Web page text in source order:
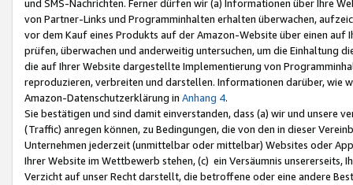
und SMS-Nachrichten. Ferner dürfen wir (a) Informationen über Ihre
von Partner-Links und Programminhalten erhalten überwachen,
vor dem Kauf eines Produkts auf der Amazon-Website über einen
prüfen, überwachen und anderweitig untersuchen, um die Einhaltung
die auf Ihrer Website dargestellte Implementierung von
reproduzieren, verbreiten und darstellen. Informationen darüber, wie
Amazon-Datenschutzerklärung in Anhang 4.
Sie bestätigen und sind damit einverstanden, dass (a) wir und
(Traffic) anregen können, zu Bedingungen, die von den in dieser
Unternehmen jederzeit (unmittelbar oder mittelbar) Websites oder
Ihrer Website im Wettbewerb stehen, (c) ein Versäumnis unsererseits,
Verzicht auf unser Recht darstellt, die betroffene oder eine andere